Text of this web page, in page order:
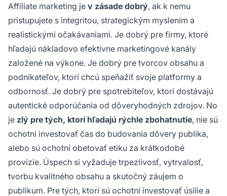
Affiliate marketing je v zásade dobrý, ak k nemu
pristupujete s integritou, strategickým myslením a
realistickými očakávaniami. Je dobrý pre firmy, ktoré
hľadajú nákladovo efektívne marketingové kanály
založené na výkone. Je dobrý pre tvorcov obsahu a
podnikateľov, ktorí chcú speňažiť svoje platformy a
odbornosť. Je dobrý pre spotrebiteľov, ktorí dostávajú
autentické odporúčania od dôveryhodných zdrojov. No
je zlý pre tých, ktorí hľadajú rýchle zbohatnutie, nie sú
ochotní investovať čas do budovania dôvery publika,
alebo sú ochotní obetovať etiku za krátkodobé
provízie. Úspech si vyžaduje trpezlivosť, vytrvalosť,
tvorbu kvalitného obsahu a skutočný záujem o
publikum. Pre tých, ktorí sú ochotní investovať úsilie a